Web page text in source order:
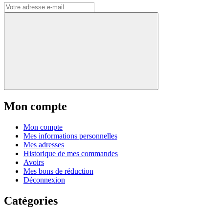
Mon compte
Mon compte
Mes informations personnelles
Mes adresses
Historique de mes commandes
Avoirs
Mes bons de réduction
Déconnexion
Catégories